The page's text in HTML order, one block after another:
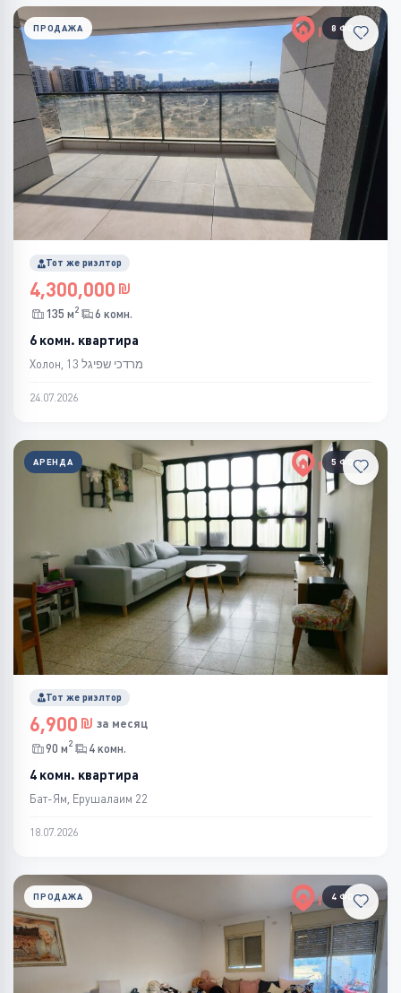
8 ФОТО
ПРОДАЖА
Тот же риэлтор
4,300,000
135 м2 6 комн.
6 комн. квартира
Холон, מרדכי שפיגל 13
24.07.2026
5 ФОТО
АРЕНДА
Тот же риэлтор
6,900
за месяц
90 м2 4 комн.
4 комн. квартира
Бат-Ям, Ерушалаим 22
18.07.2026
4 ФОТО
ПРОДАЖА